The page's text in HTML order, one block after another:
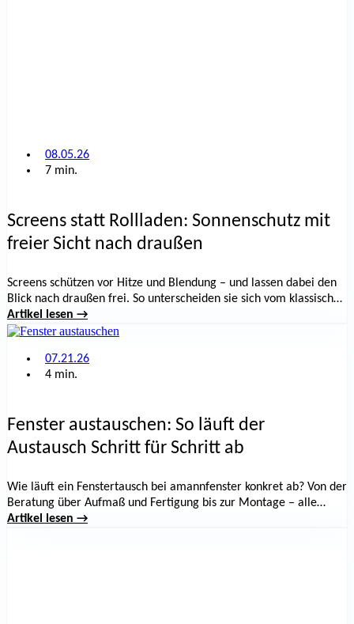
08.05.26
7 min.
Screens statt Rollladen: Sonnenschutz mit
freier Sicht nach draußen
Screens schützen vor Hitze und Blendung – und lassen dabei den
Blick nach draußen frei. So unterscheiden sie sich vom klassischen
Rollladen.
Artikel lesen →
07.21.26
4 min.
Fenster austauschen: So läuft der
Austausch Schritt für Schritt ab
Wie läuft ein Fenstertausch bei amannfenster konkret ab? Von der
Beratung über Aufmaß und Fertigung bis zur Montage – alle
Schritte, die Dauer und praktische Tipps zur Vorbereitung im
Artikel lesen →